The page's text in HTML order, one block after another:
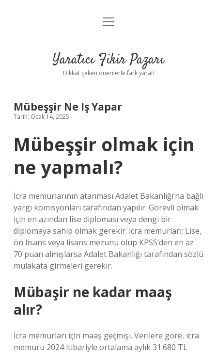
Anasayfa
Yasal Uyarı
menüyü
Yaratıcı Fikir Pazarı
Dikkat çeken önerilerle fark yarat!
Mübeşşir Ne Iş Yapar
Tarih: Ocak 14, 2025
Mübeşşir olmak için
ne yapmalı?
İcra memurlarının atanması Adalet Bakanlığı’na bağlı
yargı komisyonları tarafından yapılır. Görevli olmak
için en azından lise diploması veya dengi bir
diplomaya sahip olmak gerekir. İcra memurları; Lise,
ön lisans veya lisans mezunu olup KPSS’den en az
70 puan almışlarsa Adalet Bakanlığı tarafından sözlü
mülakata girmeleri gerekir.
Mübaşir ne kadar maaş
alır?
İcra memurları için maaş geçmişi. Verilere göre, icra
memuru 2024 itibariyle ortalama aylık 31.680 TL